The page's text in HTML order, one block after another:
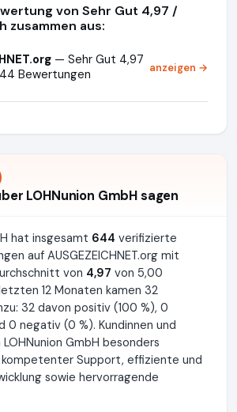
von Sehr Gut 4,97 /
zusammen aus:
— Sehr Gut 4,97
Bewertungen
anzeigen →
LOHNunion GmbH sagen
hat insgesamt 644 verifizierte
auf AUSGEZEICHNET.org mit
von 4,97 von 5,00
12 Monaten kamen 32
32 davon positiv (100 %), 0
0 negativ (0 %). Kundinnen und
GmbH besonders
kompetenter Support, effiziente und
sowie hervorragende